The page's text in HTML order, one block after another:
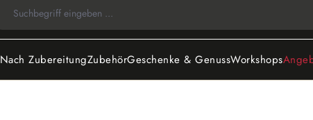
Nach ZubereitungZubehörGeschenke & GenussWorkshops